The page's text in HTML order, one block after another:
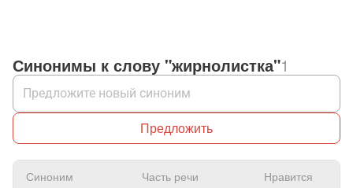
Синонимы к слову "жирнолистка"1
Предложить
Синоним Часть речи Нравится